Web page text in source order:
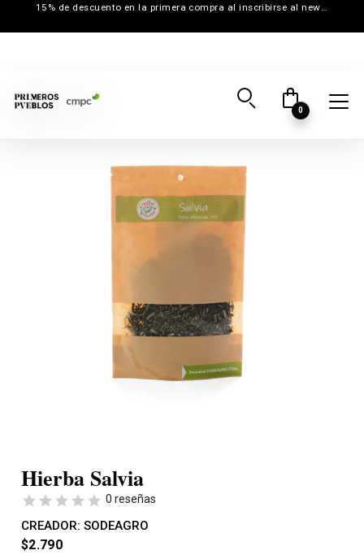
15% de descuento en la primera compra al inscribirse al newsletter
0
Hierba Salvia
0 reseñas
CREADOR: SODEAGRO
$2.790